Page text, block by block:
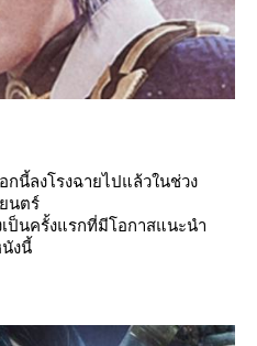
นี้ลงโรงฉายไปแล้วในช่วง
นตร์
เป็นครั้งแรกที่มีโอกาสแนะนำ
นังนี้